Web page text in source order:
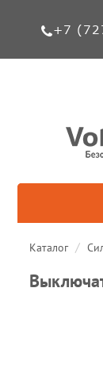
+7
Каталог